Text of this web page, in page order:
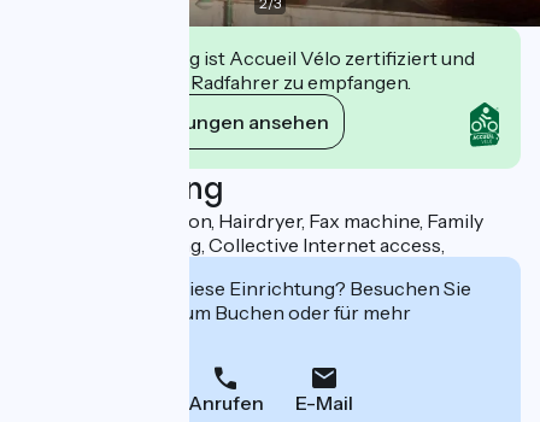
Diese Einrichtung ist Accueil Vélo zertifiziert und
verpflichtet sich, Radfahrer zu empfangen.
Ihre Verpflichtungen ansehen
Beschreibung
Telephone, Television, Hairdryer, Fax machine, Family
suite, Double glazing, Collective Internet access,
Interessiert Sie diese Einrichtung? Besuchen Sie
deren Website zum Buchen oder für mehr
Anrufen E-Mail